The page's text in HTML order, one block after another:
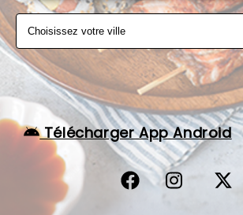
Télécharger App Android